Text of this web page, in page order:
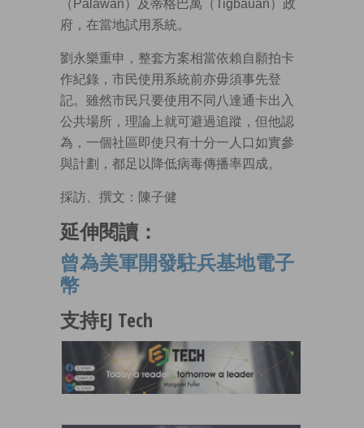
（Palawan）及蒂格巴萬（Tigbauan）政
府，在當地試用系統。
劉永樂重申，整套方案相當依賴自願拍卡
作紀錄，市民使用系統前亦毋須事先登
記。雖然市民只要使用不同八達通卡出入
公共場所，理論上就可避過追蹤，但他認
為，一個社區即使只有十分一人口如實參
與計劃，都足以降低病毒傳播率四成。
採訪、撰文：陳子健
延伸閱讀：
曾為美軍開發駐兵基地電子
幣
支持EJ Tech